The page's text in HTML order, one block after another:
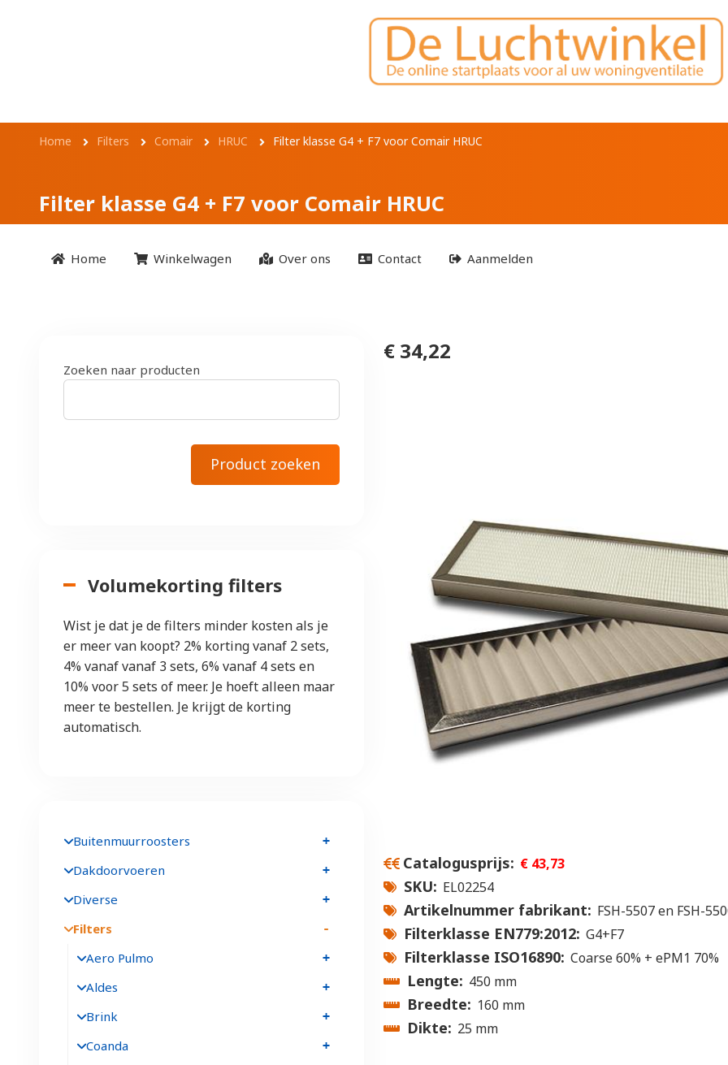
Filter klasse G4 + F7 voor Comair HRUC
Kruimelpad
Home Filters Comair HRUC Filter klasse G4 + F7 voor Comair HRUC
Filter klasse G4 + F7 voor Comair HRUC
Home Winkelwagen Over ons Contact Aanmelden
€ 34,22
Catalogusprijs € 43,73
SKU EL02254
Artikelnummer fabrikant FSH-5507 en FSH-
Filterklasse EN779:2012 G4+F7
Filterklasse ISO16890 Coarse 60% + ePM1 70%
Lengte 450 mm
Breedte 160 mm
Dikte 25 mm
Zoeken naar producten
Volumekorting filters
Wist je dat je de filters minder kosten als je
er meer van koopt? 2% korting vanaf 2 sets,
4% vanaf vanaf 3 sets, 6% vanaf 4 sets en
10% voor 5 sets of meer. Je hoeft alleen maar
meer te bestellen. Je krijgt de korting
automatisch.
Buitenmuurroosters
Dakdoorvoeren
Diverse
Filters
Aero Pulmo
Aldes
Brink
Coanda